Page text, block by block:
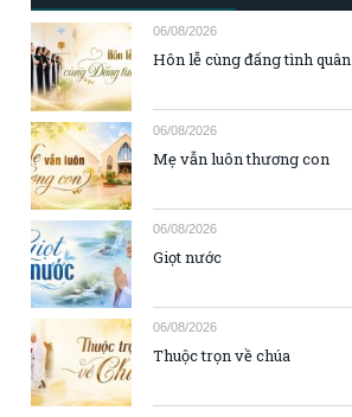
06/08/2026
Hôn lễ cùng đấng tình quân
06/08/2026
Mẹ vẫn luôn thương con
06/08/2026
Giọt nước
06/08/2026
Thuộc trọn về chúa